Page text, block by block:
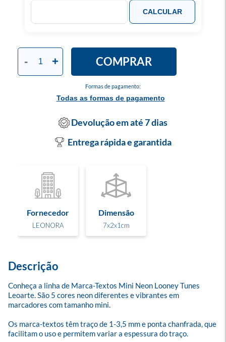
Formas de pagamento:
Todas as formas de pagamento
- + COMPRAR
CALCULAR
Devolução em até 7 dias
Entrega rápida e garantida
Fornecedor
LEONORA
Dimensão
7x2x1cm
Descrição
Conheça a linha de Marca-Textos Mini Neon Looney Tunes
Leoarte. São 5 cores neon diferentes e vibrantes em
marcadores com tamanho mini.
Os marca-textos têm traço de 1-3,5 mm e ponta chanfrada, que
facilitam o uso e permitem variar a espessura do traço.